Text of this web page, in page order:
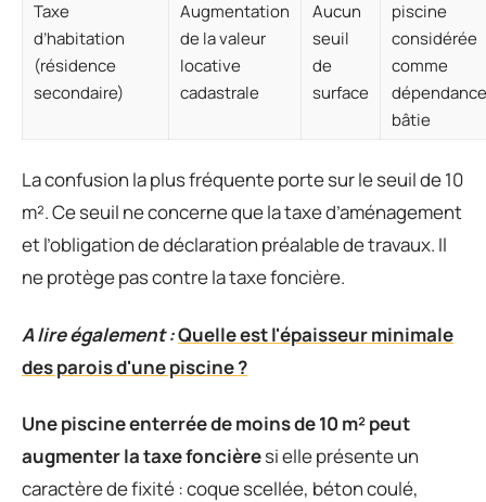
Taxe
d’habitation
(résidence
secondaire)
Augmentation
de la valeur
locative
cadastrale
Aucun
seuil
de
surface
piscine
considérée
comme
dépendance
bâtie
La confusion la plus fréquente porte sur le seuil de 10
m². Ce seuil ne concerne que la taxe d’aménagement
et l’obligation de déclaration préalable de travaux. Il
ne protège pas contre la taxe foncière.
A lire également :Quelle est l'épaisseur minimale
des parois d'une piscine ?
Une piscine enterrée de moins de 10 m² peut
augmenter la taxe foncièresi elle présente un
caractère de fixité : coque scellée, béton coulé,